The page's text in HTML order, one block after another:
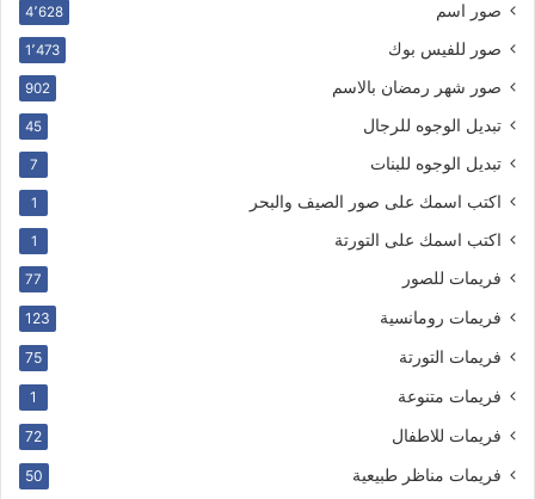
صور اسم 4٬628
صور للفيس بوك 1٬473
صور شهر رمضان بالاسم 902
تبديل الوجوه للرجال 45
تبديل الوجوه للبنات 7
اكتب اسمك على صور الصيف والبحر 1
اكتب اسمك على التورتة 1
فريمات للصور 77
فريمات رومانسية 123
فريمات التورتة 75
فريمات متنوعة 1
فريمات للاطفال 72
فريمات مناظر طبيعية 50